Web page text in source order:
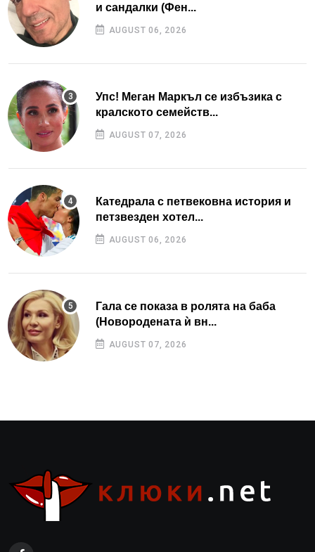
и сандалки (Фен...
AUGUST 06, 2026
Упс! Меган Маркъл се избъзика с
кралското семейств...
AUGUST 07, 2026
Катедрала с петвековна история и
петзвезден хотел...
AUGUST 06, 2026
Гала се показа в ролята на баба
(Новородената ѝ вн...
AUGUST 07, 2026